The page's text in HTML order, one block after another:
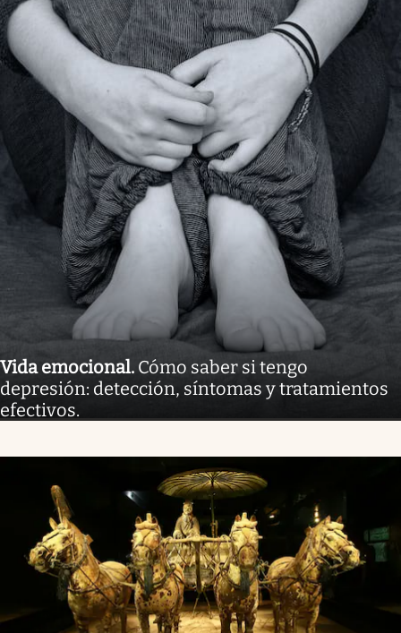
Vida emocional. Cómo saber si tengo
depresión: detección, síntomas y tratamientos
efectivos.